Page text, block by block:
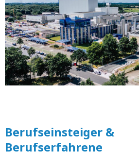
Berufseinsteiger &
Berufserfahrene